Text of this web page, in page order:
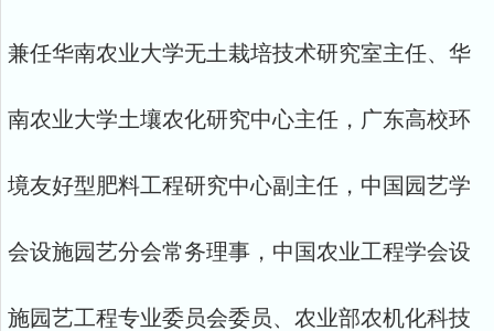
兼任华南农业大学无土栽培技术研究室主任、华
南农业大学土壤农化研究中心主任，广东高校环
境友好型肥料工程研究中心副主任，中国园艺学
会设施园艺分会常务理事，中国农业工程学会设
施园艺工程专业委员会委员、农业部农机化科技